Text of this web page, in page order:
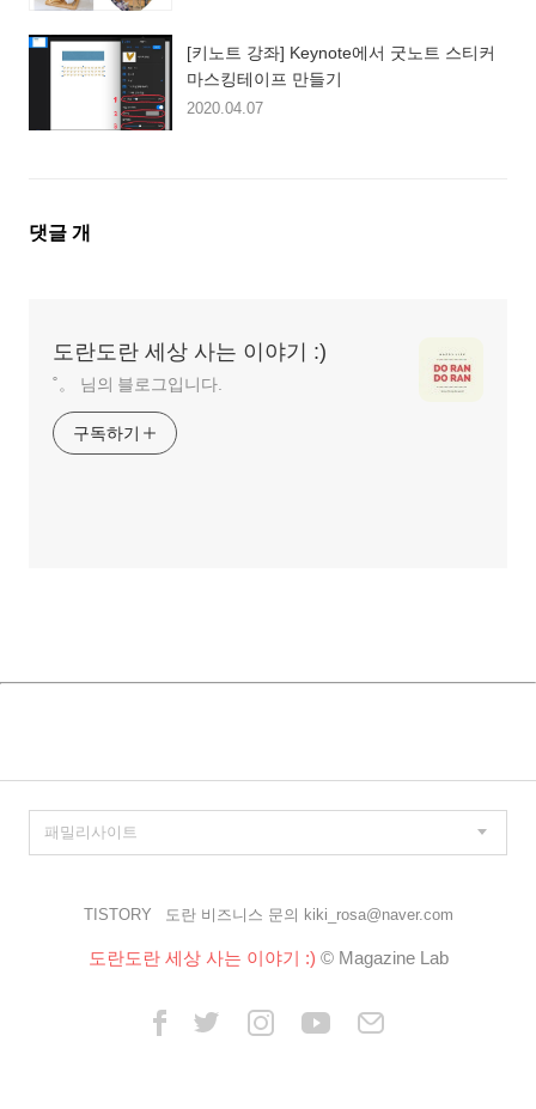
[키노트 강좌] Keynote에서 굿노트 스티커
마스킹테이프 만들기
2020.04.07
댓
댓글 개
도란도란 세상 사는 이야기 :)
˚。 님의 블로그입니다.
구독하기
TISTORY 도란 비즈니스 문의 kiki_rosa@naver.com
도란도란 세상 사는 이야기 :) © Magazine Lab